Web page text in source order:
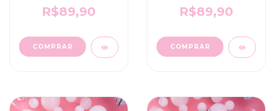
R$89,90
COMPRAR
R$89,90
COMPRAR